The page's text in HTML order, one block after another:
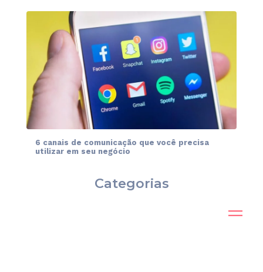
6 canais de comunicação que você precisa
utilizar em seu negócio
Categorias